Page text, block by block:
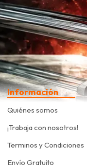
Información
Quiénes somos
¡Trabaja con nosotros!
Terminos y Condiciones
Envío Gratuito